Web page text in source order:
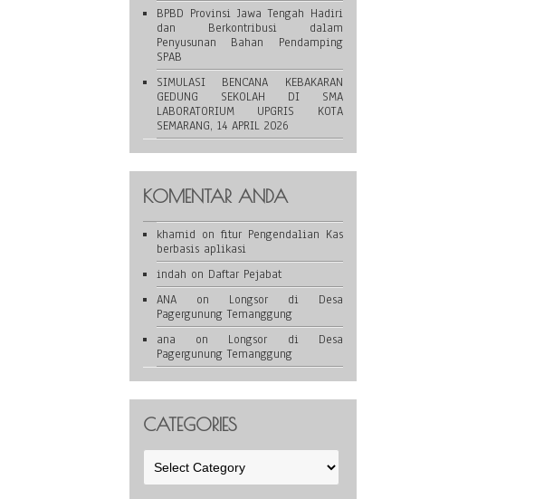
BPBD Provinsi Jawa Tengah Hadiri
dan Berkontribusi dalam
Penyusunan Bahan Pendamping
SPAB
SIMULASI BENCANA KEBAKARAN
GEDUNG SEKOLAH DI SMA
LABORATORIUM UPGRIS KOTA
SEMARANG, 14 APRIL 2026
KOMENTAR ANDA
khamid on fitur Pengendalian Kas
berbasis aplikasi
indah on Daftar Pejabat
ANAon Longsor di Desa
Pagergunung Temanggung
ana on Longsor di Desa
Pagergunung Temanggung
CATEGORIES
Categories